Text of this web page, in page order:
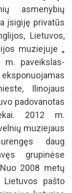
Ilinojaus
padovanotas
2012 m.
muziejaus
daug
grupinėse
2008 metų
Lietuvos pašto
keturias
į apyvartą.
“Viduramžių
autorius.
lietuviškoje ir
m. Lietuvos